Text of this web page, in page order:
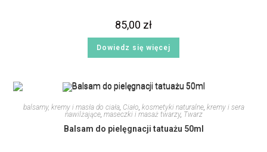
85,00 zł
Dowiedz się więcej
balsamy, kremy i masła do ciała, Ciało kosmetyki naturalne, kremy i sera
nawilżające, maseczki i masaż twarzy, Twarz
Balsam do pielęgnacji tatuażu 50ml